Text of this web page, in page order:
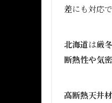
差にも対応
北海道は厳
断熱性や気
高断熱天井材